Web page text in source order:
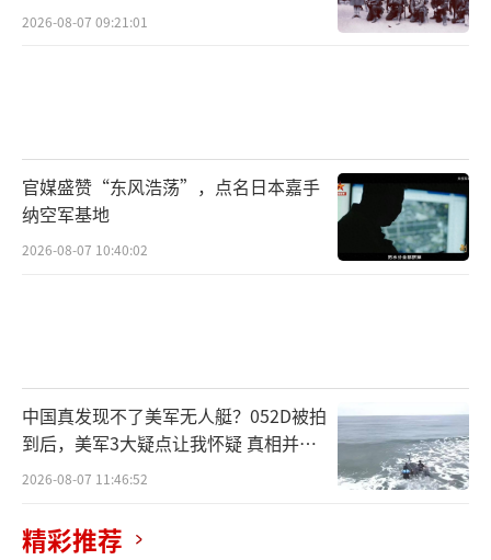
2026-08-07 09:21:01
官媒盛赞“东风浩荡”，点名日本嘉手
纳空军基地
2026-08-07 10:40:02
中国真发现不了美军无人艇？052D被拍
到后，美军3大疑点让我怀疑 真相并非
如此
2026-08-07 11:46:52
精彩推荐